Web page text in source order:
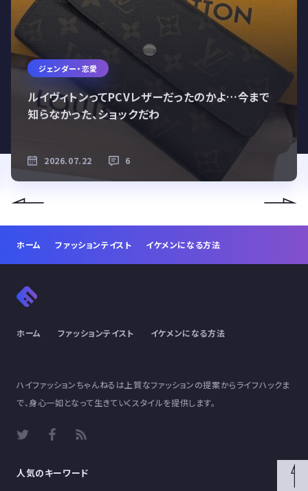
ジェンダー・恋愛
ルイヴィトンってPCVレザーだったのかよ…今まで
知らなかった、ショックだわ
2026.07.22 6
ホーム ファッションテイスト イケメンになる方法
ホーム ファッションテイスト イケメンになる方法
ハイファッションちゃんねるは上質なファッションの提案からライフハックま
で、身心一如となって生きていくスタイルを提供します。
人気のキーワード